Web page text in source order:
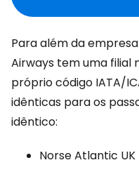
Para além da
Airways tem uma filial
próprio código IATA/
idênticas para os
idêntico:
Norse Atlantic